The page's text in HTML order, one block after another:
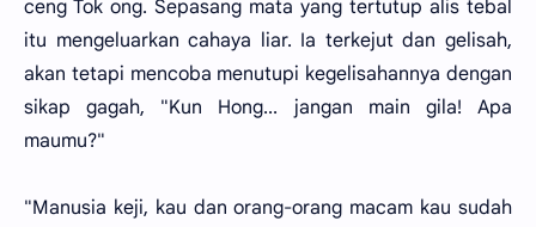
ceng Tok ong. Sepasang mata yang tertutup alis tebal
itu mengeluarkan cahaya liar. Ia terkejut dan gelisah,
akan tetapi mencoba menutupi kegelisahannya dengan
sikap gagah, "Kun Hong... jangan main gila! Apa
maumu?"
"Manusia keji, kau dan orang-orang macam kau sudah